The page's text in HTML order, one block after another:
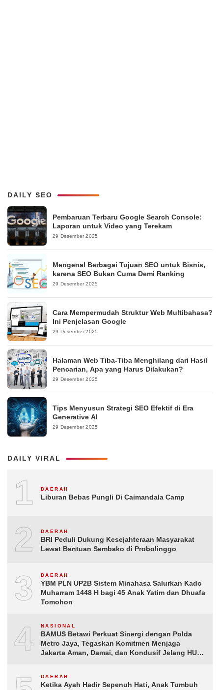
DAILY SEO
Pembaruan Terbaru Google Search Console:
Laporan untuk Video yang Terekam
29 Desember 2025
Mengenal Berbagai Tujuan SEO untuk Bisnis,
karena SEO Bukan Cuma Demi Ranking
29 Desember 2025
Cara Mempermudah Struktur Web Multibahasa?
Ini Penjelasan Google
29 Desember 2025
Halaman Web Tiba-Tiba Menghilang dari Hasil
Pencarian, Apa yang Harus Dilakukan?
29 Desember 2025
Tips Menyusun Strategi SEO Efektif di Era
Generative AI
29 Desember 2025
DAILY VIRAL
1 DAERAH
Liburan Bebas Pungli Di Caimandala Camp
2 DAERAH
BRI Peduli Dukung Kesejahteraan Masyarakat
Lewat Bantuan Sembako di Probolinggo
3 DAERAH
YBM PLN UP2B Sistem Minahasa Salurkan Kado
Muharram 1448 H bagi 45 Anak Yatim dan Dhuafa
Tomohon
4 NASIONAL
BAMUS Betawi Perkuat Sinergi dengan Polda
Metro Jaya, Tegaskan Komitmen Menjaga
Jakarta Aman, Damai, dan Kondusif Jelang HUT
DAERAH
Ketika Ayah Hadir Sepenuh Hati, Anak Tumbuh